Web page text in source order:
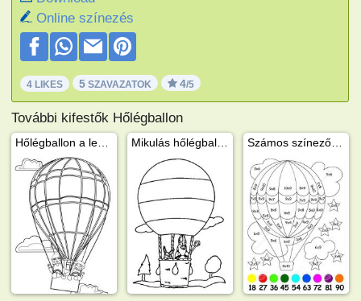
Online színezés
4 LIKES 5 SZAVAZATOK 4/5
További kifestők Hőlégballon